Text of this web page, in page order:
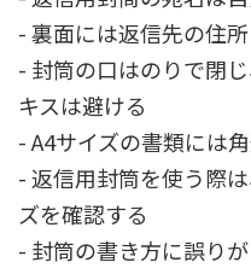
- 裏面には返信先の住
- 封筒の口はのりで閉
キスは避ける
- A4サイズの書類には
- 返信用封筒を使う際
ズを確認する
- 封筒の書き方に誤り